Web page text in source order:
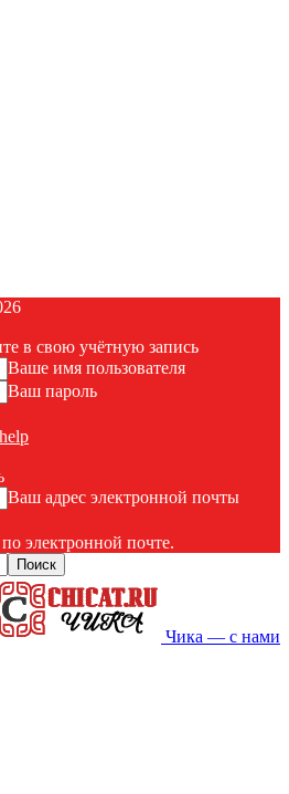
в свою учётную запись
Ваше имя пользователя
Ваш пароль
Ваш адрес электронной почты
электронной почте.
Чика — с нами